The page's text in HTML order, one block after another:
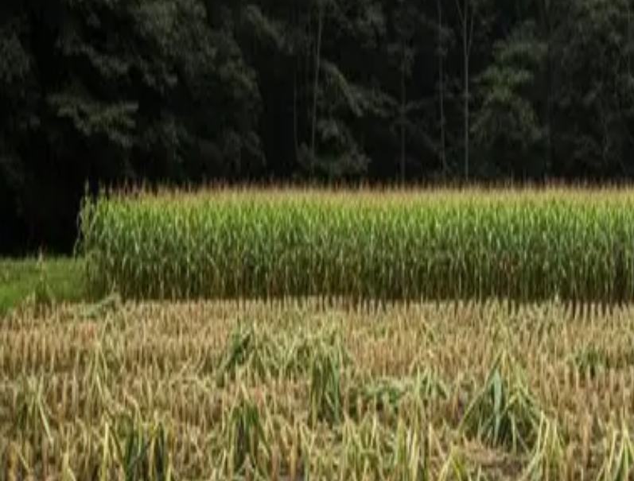
くまウォッチBETA
学ぶ
対策グッズ
法人
#経済損失
「経済損失」に関する記事を 1 本まとめています。
ホーム›記事一覧›タグ:経済損失
通年 2026-05-14